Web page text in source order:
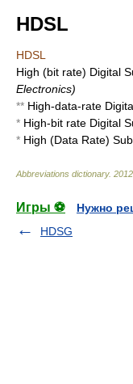
HDSL
HDSL
High (bit rate) Digital
Electronics)
** High-data-rate
* High-bit rate Digital
* High (Data Rate)
Abbreviations dictionary. 2012
Игры ⚽
Нужно
HDSG